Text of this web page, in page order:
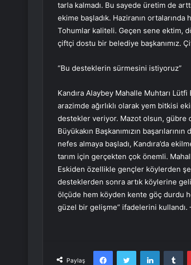
tarla kalmadı. Bu sayede üretim de
ekime başladık. Haziranın
Tohumlar kaliteli. Geçen sene ektim,
çiftçi dostu bir belediye başkanımız.
“Bu desteklerin sürmesini istiyoruz”
Kandıra Alaybey Mahalle Muhtarı Lütfi
arazimde ağırlıklı olarak yem bitkisi
destekler veriyor. Mazot olsun,
Büyükakın Başkanımızın
nefes almaya başladı, Kandıra’da
tarım için gerçekten çok önemli.
Eskiden özellikle gençler köylerden
desteklerden sonra artık köylerine
ölçüde hem köyden kente göç durdu
güzel bir gelişme” ifadelerini kullandı.
Paylaş
FacebookTwitter LinkedIn